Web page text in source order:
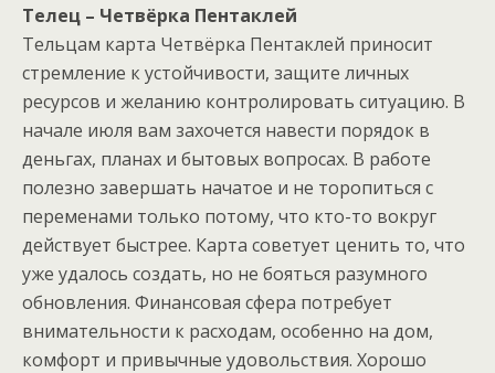
Телец – Четвёрка Пентаклей
Тельцам карта Четвёрка Пентаклей приносит
стремление к устойчивости, защите личных
ресурсов и желанию контролировать ситуацию. В
начале июля вам захочется навести порядок в
деньгах, планах и бытовых вопросах. В работе
полезно завершать начатое и не торопиться с
переменами только потому, что кто-то вокруг
действует быстрее. Карта советует ценить то, что
уже удалось создать, но не бояться разумного
обновления. Финансовая сфера потребует
внимательности к расходам, особенно на дом,
комфорт и привычные удовольствия. Хорошо